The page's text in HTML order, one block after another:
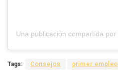
Tags: Consejos primer empleo